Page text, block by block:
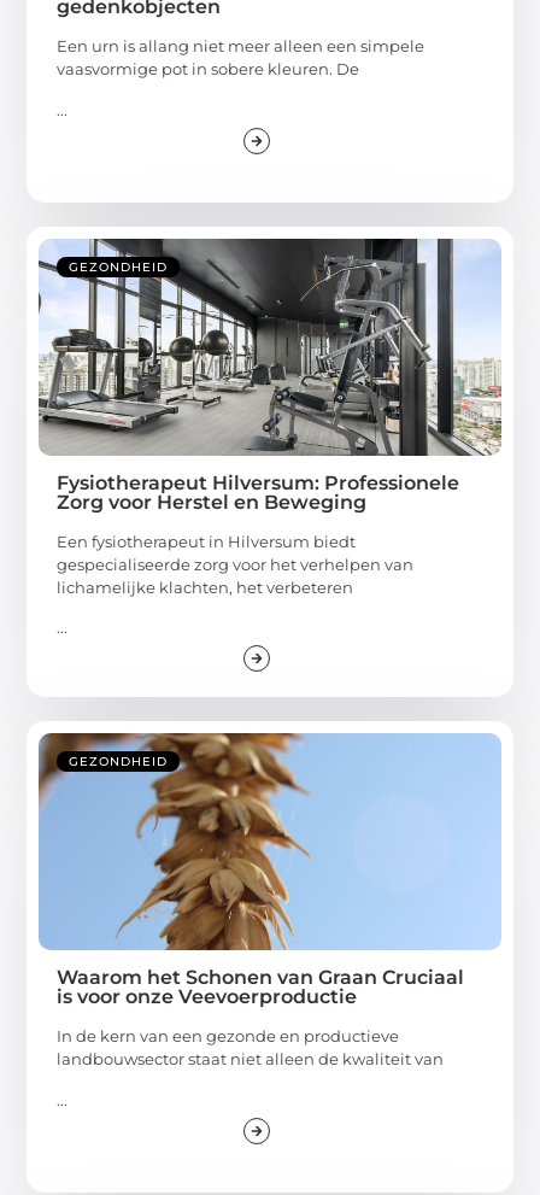
gedenkobjecten
Een urn is allang niet meer alleen een simpele
vaasvormige pot in sobere kleuren. De
...
GEZONDHEID
Fysiotherapeut Hilversum: Professionele
Zorg voor Herstel en Beweging
Een fysiotherapeut in Hilversum biedt
gespecialiseerde zorg voor het verhelpen van
lichamelijke klachten, het verbeteren
...
GEZONDHEID
Waarom het Schonen van Graan Cruciaal
is voor onze Veevoerproductie
In de kern van een gezonde en productieve
landbouwsector staat niet alleen de kwaliteit van
...